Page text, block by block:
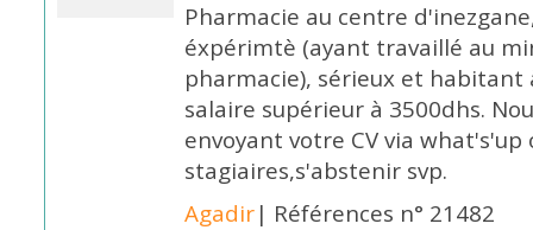
Pharmacie au centre
éxpérimtè (ayant travaillé au
pharmacie), sérieux et habitant
salaire supérieur à 3500dhs.
envoyant votre CV via
stagiaires,s'abstenir svp.
Agadir| Références n° 21482